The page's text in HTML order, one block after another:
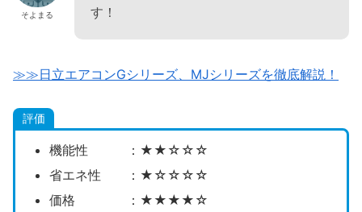
そよまる
す！
≫≫日立エアコンGシリーズ、MJシリーズを徹底解説！
評価
機能性 ：★★☆☆☆
省エネ性 ：★☆☆☆☆
価格 ：★★★★☆